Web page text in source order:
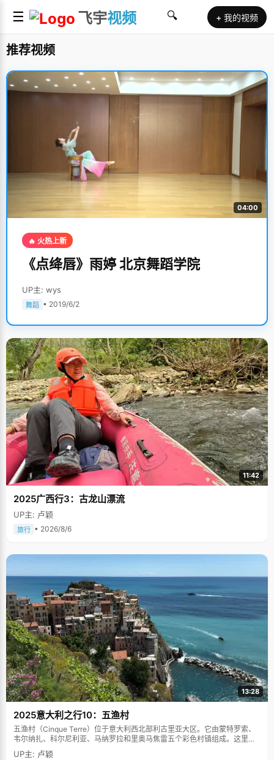
☰ 飞宇视频 🔍 + 我的视频
推荐视频
04:00
🔥 火热上新
《点绛唇》雨婷 北京舞蹈学院
UP主: wys
舞蹈 • 2019/6/2
11:42
2025广西行3：古龙山漂流
UP主: 卢颖
旅行 • 2026/8/6
13:28
2025意大利之行10：五渔村
五渔村（Cinque Terre）位于意大利西北部利古里亚大区。它由蒙特罗索、
韦尔纳扎、科尔尼利亚、马纳罗拉和里奥马焦雷五个彩色村镇组成。这里依
山傍海，房屋色彩斑斓，1997年被列为世界文化遗产。
UP主: 卢颖